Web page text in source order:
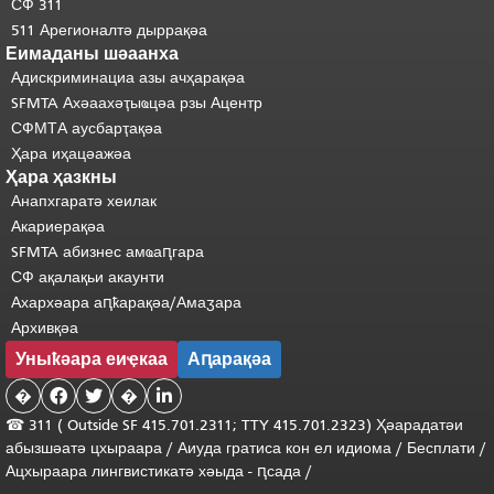
СФ 311
511 Арегионалтә дыррақәа
Еимаданы шәаанха
Адискриминациа азы ачҳарақәа
SFMTA Ахәаахәҭыҩцәа рзы Ацентр
СФМТА аусбарҭақәа
Ҳара иҳацәажәа
Ҳара ҳазкны
Анапхгаратә хеилак
Акариерақәа
SFMTA абизнес амҩаԥгара
СФ ақалақьи акаунти
Ахархәара аԥҟарақәа/Амаӡара
Архивқәа
Уныҟәара еиҿкаа Аԥарақәа
�   � 
☎ 311 ( Outside SF 415.701.2311; TTY 415.701.2323) Ҳәарадатәи
абызшәатә цхыраара / Аиуда гратиса кон ел идиома / Бесплати /
Ацхыраара лингвистикатә хәыда - ԥсада /